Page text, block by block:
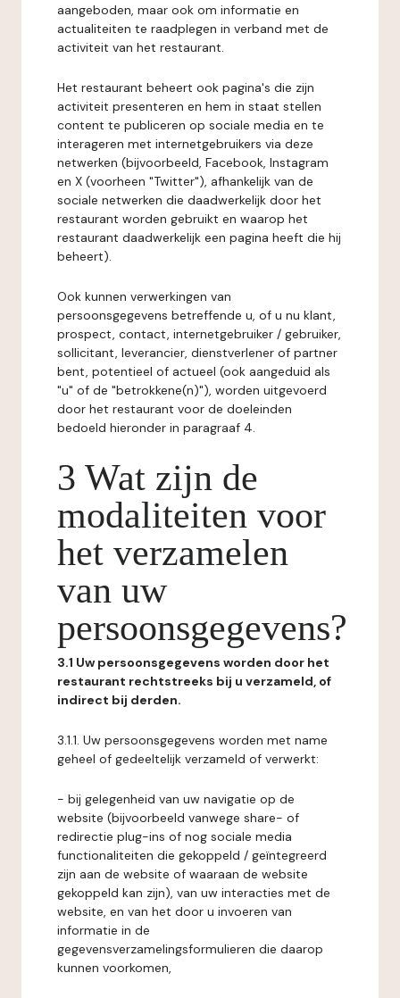
aangeboden, maar ook om informatie en
actualiteiten te raadplegen in verband met de
activiteit van het restaurant.
Het restaurant beheert ook pagina's die zijn
activiteit presenteren en hem in staat stellen
content te publiceren op sociale media en te
interageren met internetgebruikers via deze
netwerken (bijvoorbeeld, Facebook, Instagram
en X (voorheen "Twitter"), afhankelijk van de
sociale netwerken die daadwerkelijk door het
restaurant worden gebruikt en waarop het
restaurant daadwerkelijk een pagina heeft die hij
beheert).
Ook kunnen verwerkingen van
persoonsgegevens betreffende u, of u nu klant,
prospect, contact, internetgebruiker / gebruiker,
sollicitant, leverancier, dienstverlener of partner
bent, potentieel of actueel (ook aangeduid als
"u" of de "betrokkene(n)"), worden uitgevoerd
door het restaurant voor de doeleinden
bedoeld hieronder in paragraaf 4.
3 Wat zijn de
modaliteiten voor
het verzamelen
van uw
persoonsgegevens?
3.1 Uw persoonsgegevens worden door het
restaurant rechtstreeks bij u verzameld, of
indirect bij derden.
3.1.1. Uw persoonsgegevens worden met name
geheel of gedeeltelijk verzameld of verwerkt:
- bij gelegenheid van uw navigatie op de
website (bijvoorbeeld vanwege share- of
redirectie plug-ins of nog sociale media
functionaliteiten die gekoppeld / geïntegreerd
zijn aan de website of waaraan de website
gekoppeld kan zijn), van uw interacties met de
website, en van het door u invoeren van
informatie in de
gegevensverzamelingsformulieren die daarop
kunnen voorkomen,